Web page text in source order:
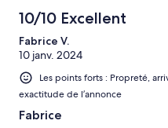
10/10 Excellent
Fabrice V.
10 janv. 2024
Les points forts : Propreté,
exactitude de l’annonce
Fabrice